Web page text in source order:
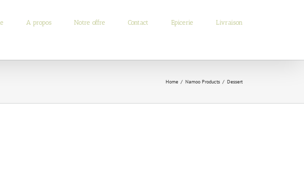
A propos Notre offre Contact Epicerie Livraison
Home / Namoo Products / Dessert